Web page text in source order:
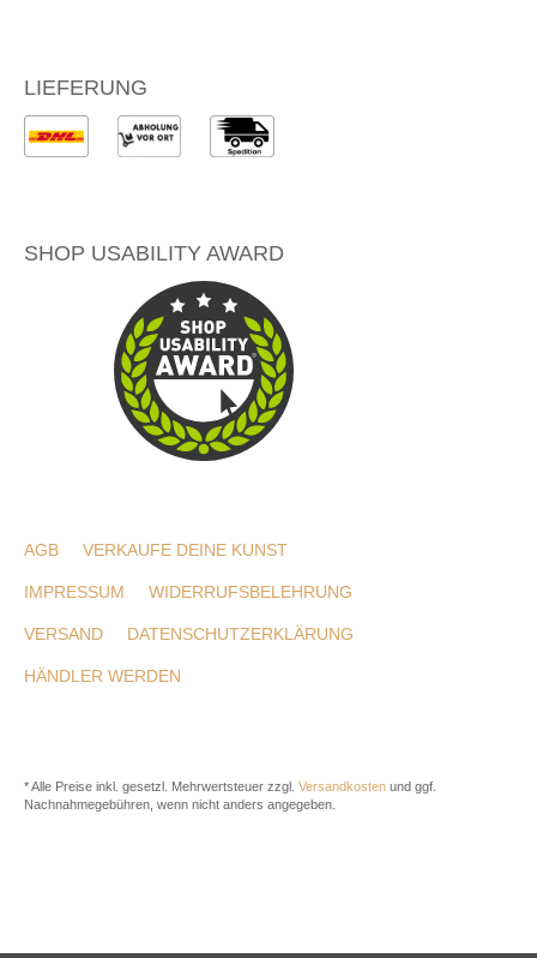
LIEFERUNG
SHOP USABILITY AWARD
AGB VERKAUFE DEINE KUNST
IMPRESSUM WIDERRUFSBELEHRUNG
VERSAND DATENSCHUTZERKLÄRUNG
HÄNDLER WERDEN
* Alle Preise inkl. gesetzl. Mehrwertsteuer zzgl. Versandkosten und ggf.
Nachnahmegebühren, wenn nicht anders angegeben.